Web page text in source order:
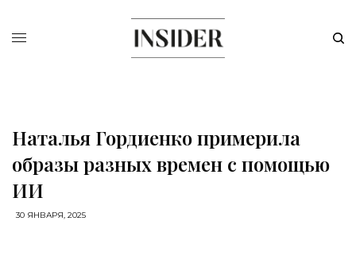
Наталья Гордиенко примерила
образы разных времен с помощью
ИИ
30 ЯНВАРЯ, 2025